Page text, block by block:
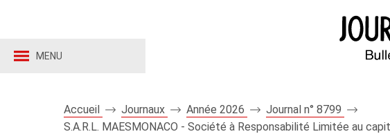
MENU
Accueil Journaux Année 2026
Journal n° 8799
S.A.R.L. MAESMONACO - Société à Responsabilité Limitée au